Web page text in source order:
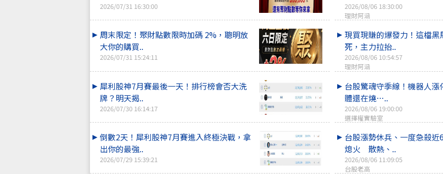
2026/07/31 16:30:00
周末限定！聚財點數限時加碼 2%，聰明放
大你的購買..
2026/07/31 15:24:11
犀利股神7月賽最後一天！排行榜會否大洗
牌？明天揭..
2026/07/30 16:14:17
倒數2天！犀利股神7月賽進入終極決戰，拿
出你的最強..
2026/07/29 15:39:21
2026/08/06 18:30:00
理財阿涵
現買現賺的爆發力！這檔黑
死，主力拉抬..
2026/08/06 10:54:57
理財阿涵
台股驚魂守季線！機器人漲
體還在燒…..
2026/08/06 19:00:00
選擇權實驗室
台股漲勢休兵、一度急殺
熄火 散熱、..
2026/08/06 11:09:05
台股老高